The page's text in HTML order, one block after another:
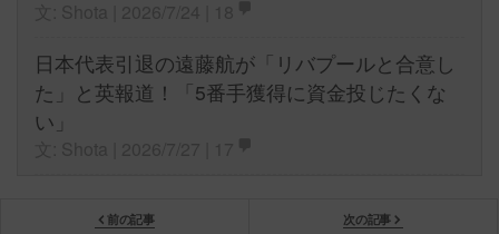
日本代表引退の遠藤航が「リバプールと合意し
た」と英報道！「5番手獲得に資金投じたくな
い」
前の記事 次の記事